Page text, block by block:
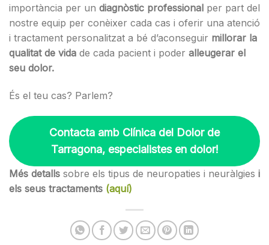
importància per un diagnòstic professional per part del
nostre equip per conèixer cada cas i oferir una atenció
i tractament personalitzat a bé d’aconseguir millorar la
qualitat de vida de cada pacient i poder alleugerar el
seu dolor.
És el teu cas? Parlem?
Contacta amb Clínica del Dolor de
Tarragona, especialistes en dolor!
Més detalls sobre els tipus de neuropaties i neuràlgies i
els seus tractaments (aquí)